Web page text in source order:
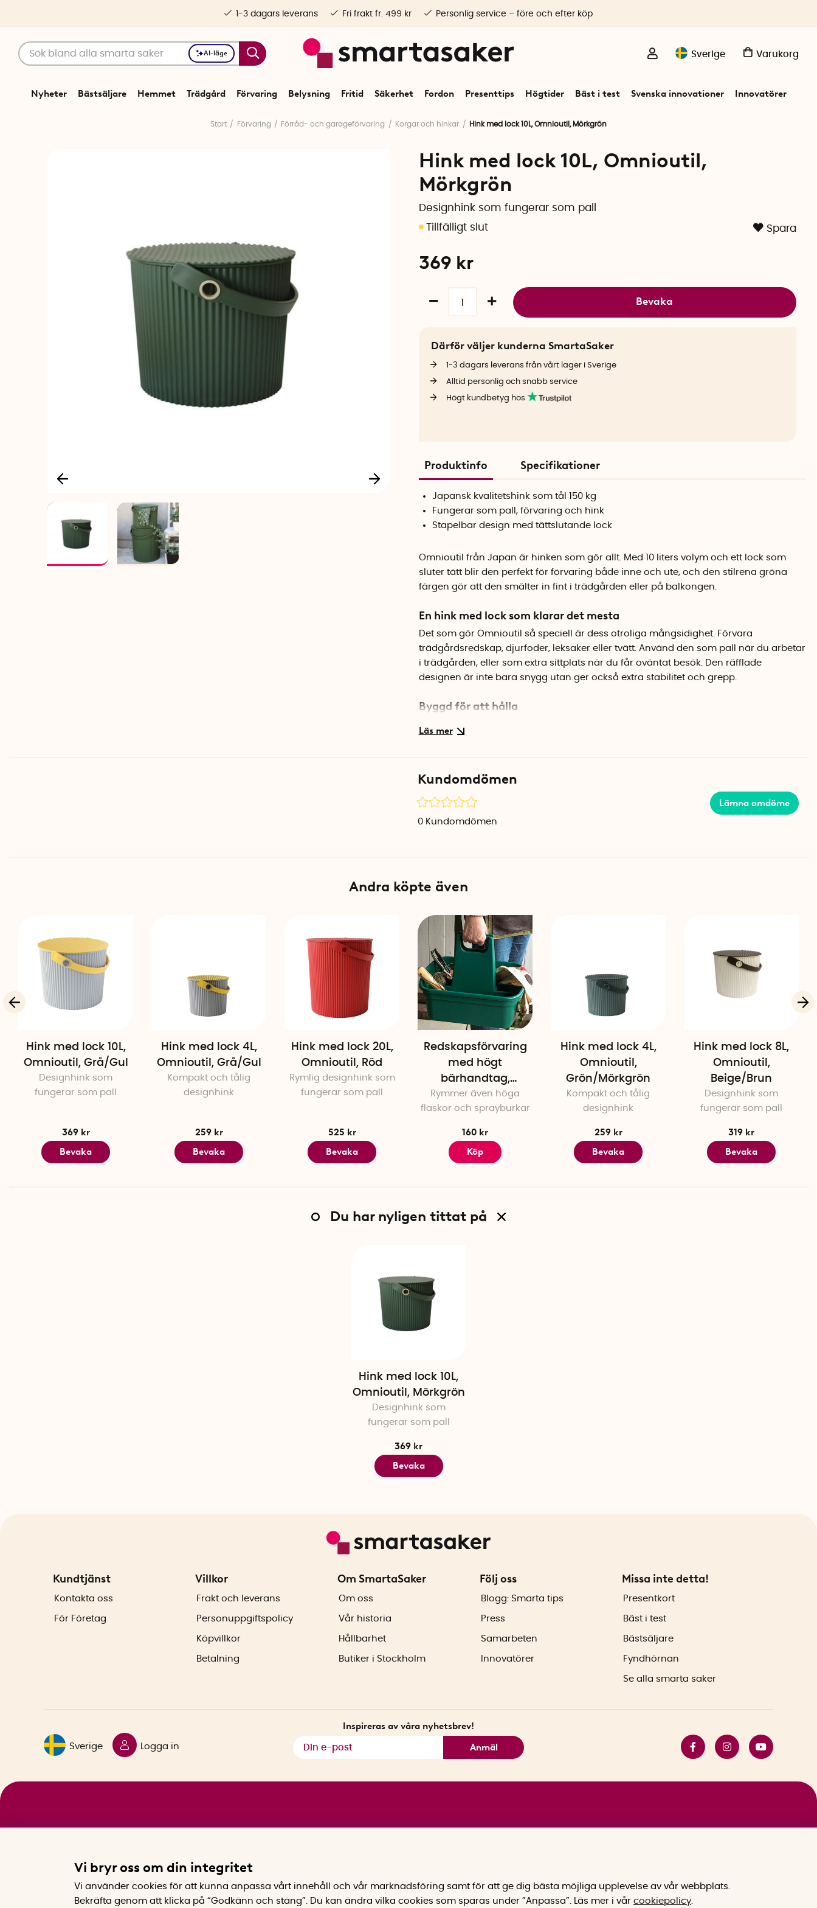
AI-läge Sverige Varukorg
Nyheter Bästsäljare Hemmet Trädgård Förvaring Belysning Fritid Säkerhet Fordon Presenttips Högtider Bäst i test Svenska innovationer Innovatörer
1-3 dagars leverans Fri frakt fr. 499 kr Personlig service – före och efter köp
Start Förvaring Förråd- och garageförvaring Korgar och hinkar Hink med lock 10L, Omnioutil, Mörkgrön
Hink med lock 10L, Omnioutil,
Mörkgrön
Designhink som fungerar som pall
Spara
369 kr
Bevaka
Därför väljer kunderna SmartaSaker
1-3 dagars leverans från vårt lager i Sverige
Alltid personlig och snabb service
Högt kundbetyg hos
Produktinfo Specifikationer
Japansk kvalitetshink som tål 150 kg
Fungerar som pall, förvaring och hink
Stapelbar design med tättslutande lock
Omnioutil från Japan är hinken som gör allt. Med 10 liters volym och ett lock som
sluter tätt blir den perfekt för förvaring både inne och ute, och den stilrena gröna
färgen gör att den smälter in fint i trädgården eller på balkongen.
En hink med lock som klarar det mesta
Det som gör Omnioutil så speciell är dess otroliga mångsidighet. Förvara
trädgårdsredskap, djurfoder, leksaker eller tvätt. Använd den som pall när du arbetar
i trädgården, eller som extra sittplats när du får oväntat besök. Den räfflade
designen är inte bara snygg utan ger också extra stabilitet och grepp.
Byggd för att hålla
Specifikationer
Volym: 10 liter
Material: Polypropen
Kundomdömen
Lämna omdöme
0 Kundomdömen
Andra köpte även
Hink med lock 10L,
Omnioutil, Grå/Gul
Designhink som
fungerar som pall
369 kr
Bevaka
Hink med lock 4L,
Omnioutil, Grå/Gul
Kompakt och tålig
designhink
259 kr
Bevaka
Hink med lock 20L,
Omnioutil, Röd
Rymlig designhink som
fungerar som pall
525 kr
Bevaka
Redskapsförvaring
med högt
bärhandtag,
Garland
Rymmer även höga
flaskor och sprayburkar
160 kr
Köp
Hink med lock 4L,
Omnioutil,
Grön/Mörkgrön
Kompakt och tålig
designhink
259 kr
Bevaka
Hink med lock 8L,
Omnioutil,
Beige/Brun
Designhink som
fungerar som pall
319 kr
Bevaka
Du har nyligen tittat på
Hink med lock 10L,
Omnioutil, Mörkgrön
Designhink som
fungerar som pall
369 kr
Bevaka
Kundtjänst
Kontakta oss
För Företag
Villkor
Frakt och leverans
Personuppgiftspolicy
Köpvillkor
Betalning
Om SmartaSaker
Om oss
Vår historia
Hållbarhet
Butiker i Stockholm
Följ oss
Blogg: Smarta tips
Press
Samarbeten
Innovatörer
Missa inte detta!
Presentkort
Bäst i test
Bästsäljare
Fyndhörnan
Se alla smarta saker
Sverige Logga in
Inspireras av våra nyhetsbrev!
Anmäl
Vi bryr oss om din integritet
Vi använder cookies för att kunna anpassa vårt innehåll och vår marknadsföring samt för att ge dig bästa möjliga upplevelse av vår webbplats.
Bekräfta genom att klicka på “Godkänn och stäng”. Du kan ändra vilka cookies som sparas under ”Anpassa”.
Läs mer i vår cookiepolicy